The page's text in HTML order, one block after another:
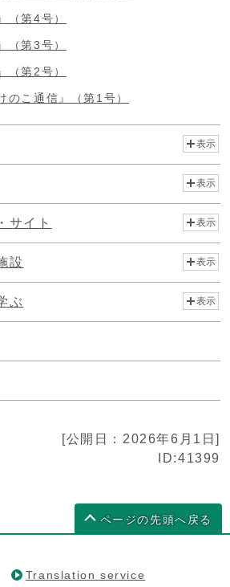
（第4号）
（第3号）
（第2号）
のこ通信』（第1号）
表示
表示
サイト 表示
設 表示
ぶ 表示
[公開日：2026年6月1日]
ID:41399
ページの先頭へ戻る
Translation service